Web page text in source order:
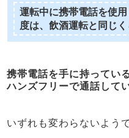
運転中に携帯電話を使
度は、飲酒運転と同じ
携帯電話を手に持ってい
ハンズフリーで通話して
いずれも変わらないようで